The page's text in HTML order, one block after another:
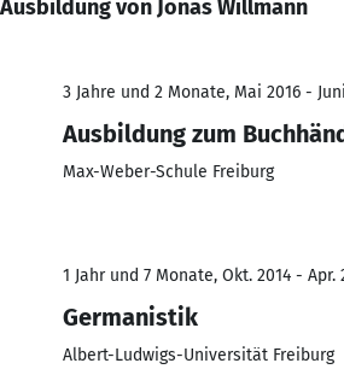
Ausbildung von Jonas Willmann
3 Jahre und 2 Monate, Mai 2016 -
Ausbildung zum
Max-Weber-Schule Freiburg
1 Jahr und 7 Monate, Okt. 2014 - Apr.
Germanistik
Albert-Ludwigs-Universität Freiburg